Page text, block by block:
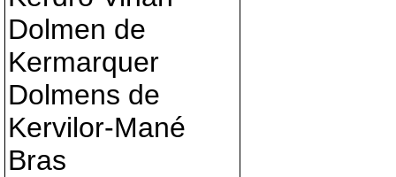
Dolmen de
Kermarquer
Dolmens de
Kervilor-Mané
Bras